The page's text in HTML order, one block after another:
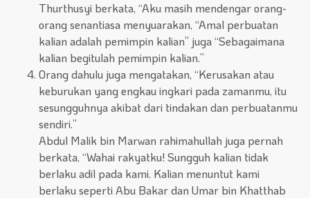
Thurthusyi berkata, “Aku masih mendengar orang-
orang senantiasa menyuarakan, “Amal perbuatan
kalian adalah pemimpin kalian” juga “Sebagaimana
kalian begitulah pemimpin kalian.”
Orang dahulu juga mengatakan, “Kerusakan atau
keburukan yang engkau ingkari pada zamanmu, itu
sesungguhnya akibat dari tindakan dan perbuatanmu
sendiri.”
Abdul Malik bin Marwan rahimahullah juga pernah
berkata, “Wahai rakyatku! Sungguh kalian tidak
berlaku adil pada kami. Kalian menuntut kami
berlaku seperti Abu Bakar dan Umar bin Khatthab